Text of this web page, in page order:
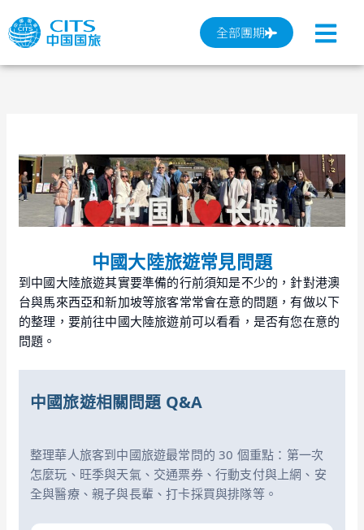
至
要
全部團期
中國大陸旅遊常見問題
到中國大陸旅遊其實要準備的行前須知是不少的，針對港澳
台與馬來西亞和新加坡等旅客常常會在意的問題，有做以下
的整理，要前往中國大陸旅遊前可以看看，是否有您在意的
問題。
中國旅遊相關問題 Q&A
整理華人旅客到中國旅遊最常問的 30 個重點：第一次
怎麼玩、旺季與天氣、交通票券、行動支付與上網、安
全與醫療、親子與長輩、打卡採買與排隊等。